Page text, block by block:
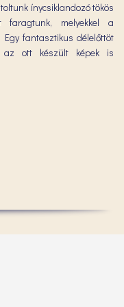
ínycsiklandozó tökös
faragtunk, melyekkel a
fantasztikus délelőttöt
az ott készült képek is